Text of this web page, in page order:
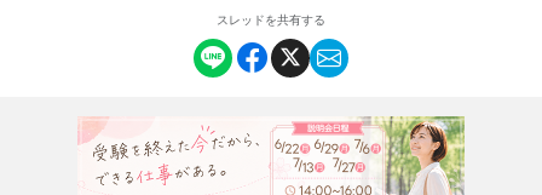
スレッドを共有する